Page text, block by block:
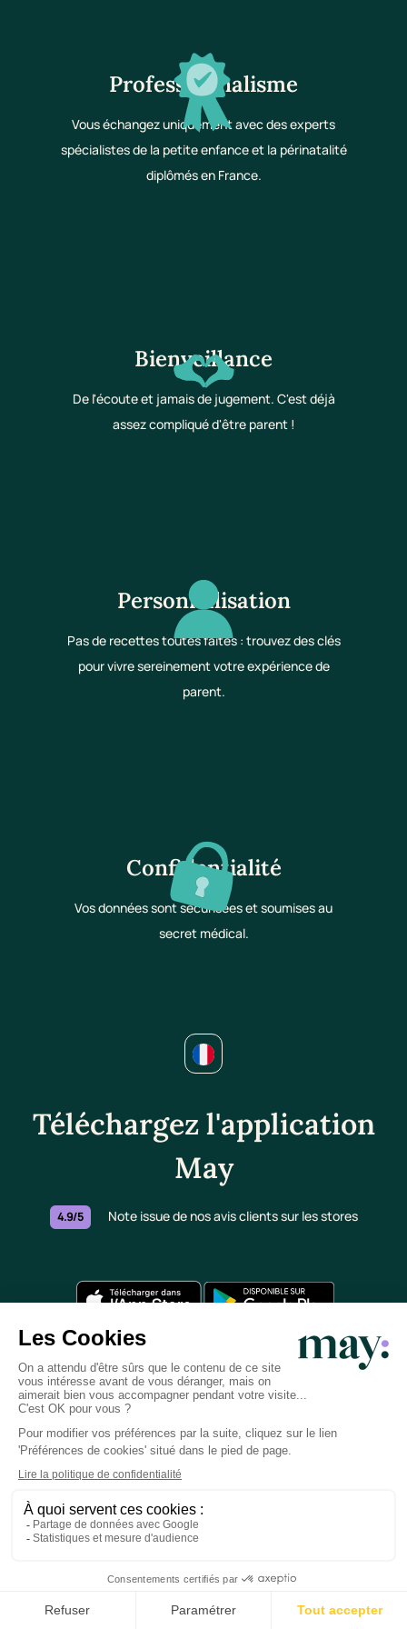
Professionnalisme
Vous échangez uniquement avec des experts
spécialistes de la petite enfance et la périnatalité
diplômés en France.
Bienveillance
De l'écoute et jamais de jugement. C'est déjà
assez compliqué d'être parent !
Personnalisation
Pas de recettes toutes faites : trouvez des clés
pour vivre sereinement votre expérience de
parent.
Confidentialité
Vos données sont sécurisées et soumises au
secret médical.
Téléchargez l'application
May
4.9/5 Note issue de nos avis clients sur les stores
L'application
Informations